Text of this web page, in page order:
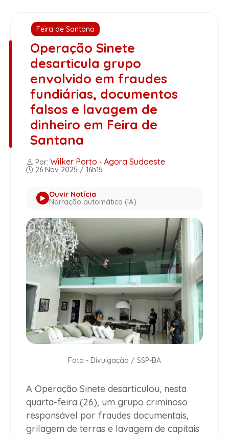
Feira de Santana
Operação Sinete
desarticula grupo
envolvido em fraudes
fundiárias, documentos
falsos e lavagem de
dinheiro em Feira de
Santana
Por: Wilker Porto - Agora Sudoeste
26 Nov 2025 / 16h15
Ouvir Notícia
Narração automática (IA)
Foto - Divulgação / SSP-BA
A Operação Sinete desarticulou, nesta
quarta-feira (26), um grupo criminoso
responsável por fraudes documentais,
grilagem de terras e lavagem de capitais